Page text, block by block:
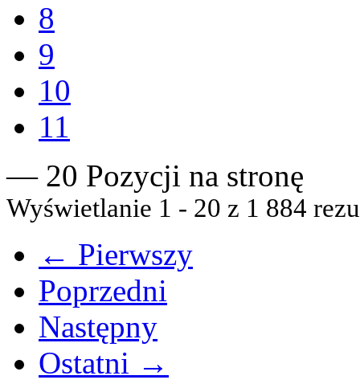
8
9
10
11
— 20 Pozycji na stronę
Wyświetlanie 1 - 20 z 1 884
← Pierwszy
Poprzedni
Następny
Ostatni →